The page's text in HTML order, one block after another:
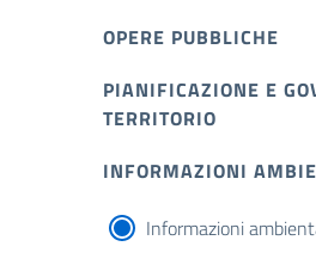
OPERE PUBBLICHE
PIANIFICAZIONE E
TERRITORIO
INFORMAZIONI
Informazioni